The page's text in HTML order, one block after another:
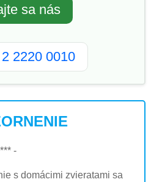
sa nás
2220 0010
-
s domácimi zvieratami sa